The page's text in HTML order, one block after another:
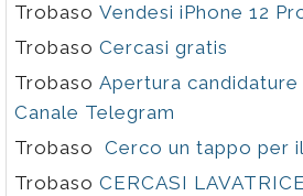
Trobaso Vendesi iPhone 12
Trobaso Cercasi gratis
Trobaso Apertura candidature
Canale Telegram
Trobaso Cerco un tappo per
Trobaso CERCASI